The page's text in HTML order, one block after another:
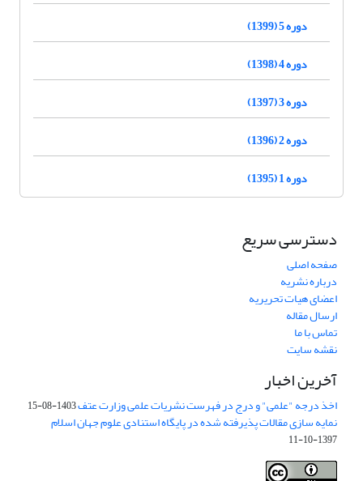
دوره 5 (1399)
دوره 4 (1398)
دوره 3 (1397)
دوره 2 (1396)
دوره 1 (1395)
دسترسی سریع
صفحه اصلی
درباره نشریه
اعضای هیات تحریریه
ارسال مقاله
تماس با ما
نقشه سایت
آخرین اخبار
اخذ درجه "علمی" و درج در فهرست نشریات علمی وزارت عتف1403-08-15
نمایه سازی مقالات پذیرفته شده در پایگاه استنادی علوم جهان اسلام
1397-10-11